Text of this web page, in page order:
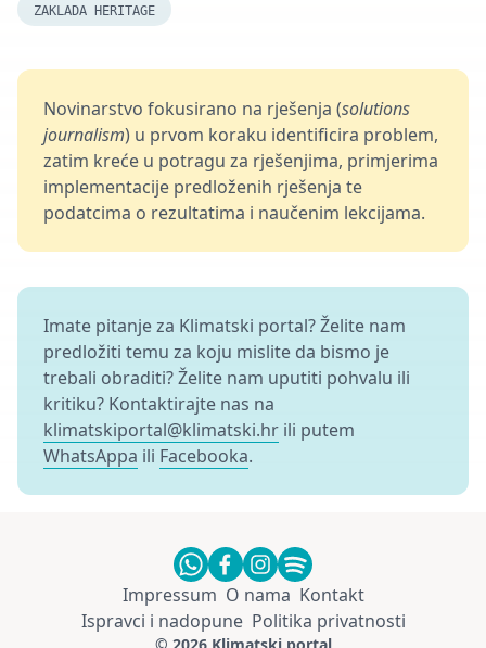
ZAKLADA HERITAGE
Novinarstvo fokusirano na rješenja (solutions
journalism) u prvom koraku identificira problem,
zatim kreće u potragu za rješenjima, primjerima
implementacije predloženih rješenja te
podatcima o rezultatima i naučenim lekcijama.
Imate pitanje za Klimatski portal? Želite nam
predložiti temu za koju mislite da bismo je
trebali obraditi? Želite nam uputiti pohvalu ili
kritiku? Kontaktirajte nas na
klimatskiportal@klimatski.hr ili putem
WhatsAppa ili Facebooka.
Impressum O nama Kontakt
Ispravci i nadopune Politika privatnosti